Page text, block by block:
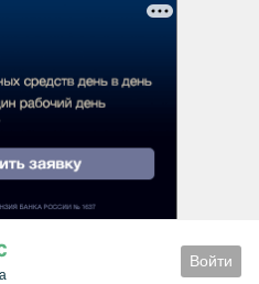
Войти